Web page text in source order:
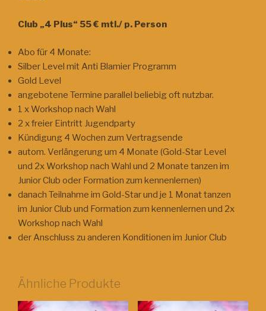
Club „4 Plus“ 55 € mtl./ p. Person
Abo für 4 Monate:
Silber Level mit Anti Blamier Programm
Gold Level
angebotene Termine parallel beliebig oft nutzbar.
1 x Workshop nach Wahl
2 x freier Eintritt Jugendparty
Kündigung 4 Wochen zum Vertragsende
autom. Verlängerung um 4 Monate (Gold-Star Level
und 2x Workshop nach Wahl und 2 Monate tanzen im
Junior Club oder Formation zum kennenlernen)
danach Teilnahme im Gold-Star und je 1 Monat tanzen
im Junior Club und Formation zum kennenlernen und 2x
Workshop nach Wahl
der Anschluss zu anderen Konditionen im Junior Club
Ähnliche Produkte